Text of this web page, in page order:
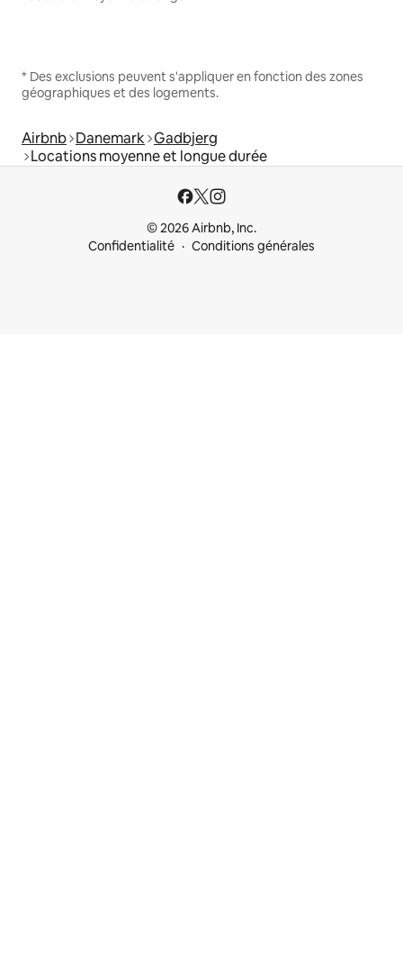
* Des exclusions peuvent s'appliquer en fonction des zones
géographiques et des logements.
Airbnb Danemark Gadbjerg
Locations moyenne et longue durée
© 2026 Airbnb, Inc.
Confidentialité
Conditions générales